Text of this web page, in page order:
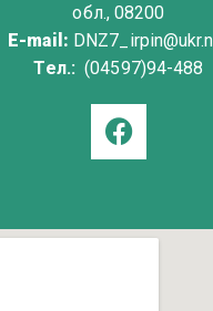
обл., 08200
E-mail:
Тел.:(04597)94-488